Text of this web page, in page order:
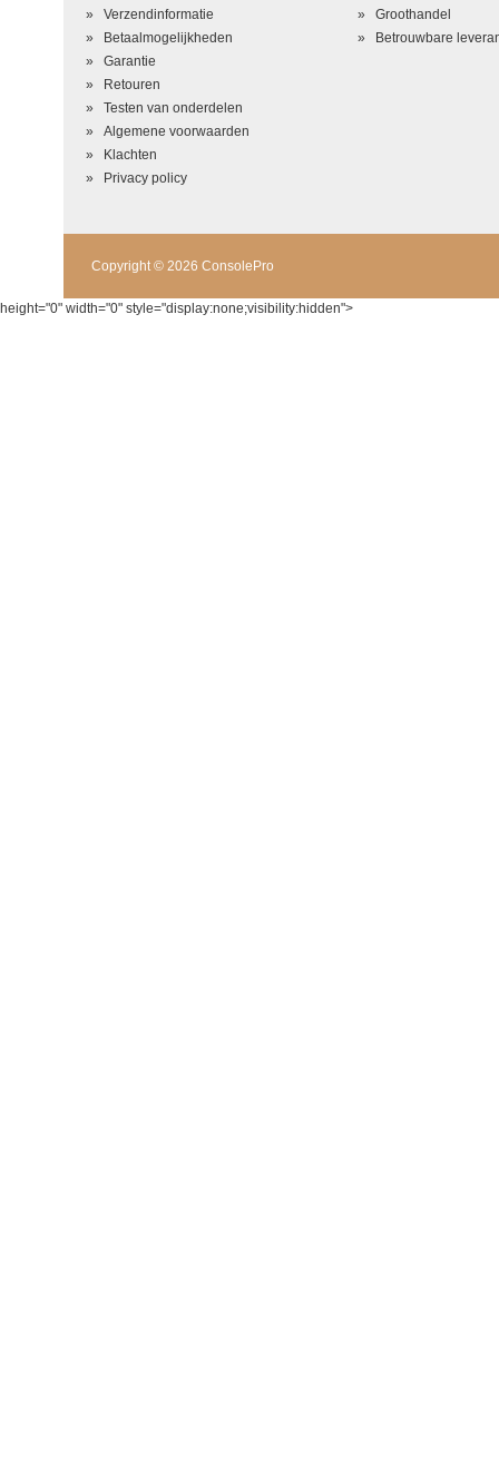
*
BeoordelingVerzendinformatie
Betaalmogelijkheden
Garantie
Retouren
Testen van onderdelen
Algemene voorwaarden
Klachten
Privacy policy
Groothandel
Betrouwbare
Copyright © 2026 ConsolePro
height="0" width="0" style="display:none;visibility:hidden">